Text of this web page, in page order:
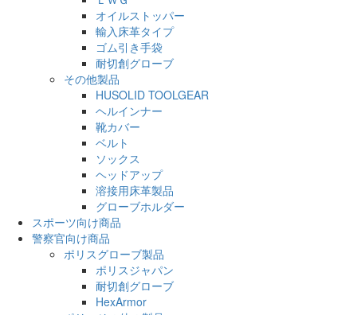
オイルストッパー
輸入床革タイプ
ゴム引き手袋
耐切創グローブ
その他製品
HUSOLID TOOLGEAR
ヘルインナー
靴カバー
ベルト
ソックス
ヘッドアップ
溶接用床革製品
グローブホルダー
スポーツ向け商品
警察官向け商品
ポリスグローブ製品
ポリスジャパン
耐切創グローブ
HexArmor